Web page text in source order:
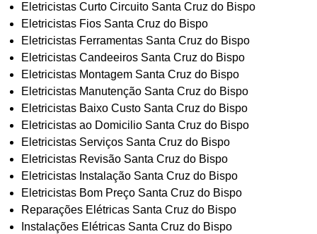
Eletricistas Curto Circuito Santa Cruz do Bispo
Eletricistas Fios Santa Cruz do Bispo
Eletricistas Ferramentas Santa Cruz do Bispo
Eletricistas Candeeiros Santa Cruz do Bispo
Eletricistas Montagem Santa Cruz do Bispo
Eletricistas Manutenção Santa Cruz do Bispo
Eletricistas Baixo Custo Santa Cruz do Bispo
Eletricistas ao Domicilio Santa Cruz do Bispo
Eletricistas Serviços Santa Cruz do Bispo
Eletricistas Revisão Santa Cruz do Bispo
Eletricistas Instalação Santa Cruz do Bispo
Eletricistas Bom Preço Santa Cruz do Bispo
Reparações Elétricas Santa Cruz do Bispo
Instalações Elétricas Santa Cruz do Bispo